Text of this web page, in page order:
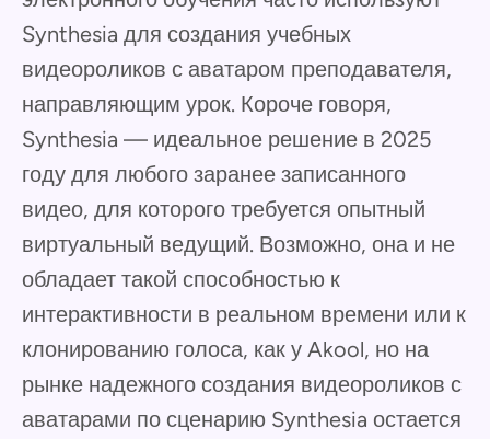
Synthesia для создания учебных
видеороликов с аватаром преподавателя,
направляющим урок. Короче говоря,
Synthesia — идеальное решение в 2025
году для любого заранее записанного
видео, для которого требуется опытный
виртуальный ведущий. Возможно, она и не
обладает такой способностью к
интерактивности в реальном времени или к
клонированию голоса, как у Akool, но на
рынке надежного создания видеороликов с
аватарами по сценарию Synthesia остается